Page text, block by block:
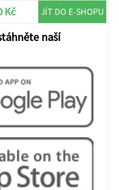
Kč JÍT DO E-SHOPU
naší